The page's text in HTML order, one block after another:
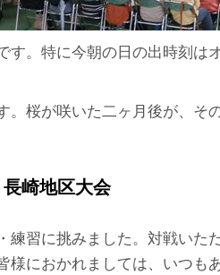
す。特に今朝の日の出時刻
桜が咲いた二ヶ月後が、
崎地区大会
習に挑みました。対戦い
におかれましては、いつも